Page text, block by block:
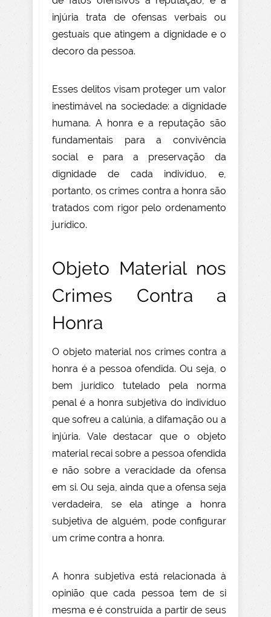
injúria trata de ofensas verbais ou
gestuais que atingem a dignidade e o
decoro da pessoa.
Esses delitos visam proteger um valor
inestimável na sociedade: a dignidade
humana. A honra e a reputação são
fundamentais para a convivência
social e para a preservação da
dignidade de cada indivíduo, e,
portanto, os crimes contra a honra são
tratados com rigor pelo ordenamento
jurídico.
Objeto Material nos
Crimes Contra a
Honra
O objeto material nos crimes contra a
honra é a pessoa ofendida. Ou seja, o
bem jurídico tutelado pela norma
penal é a honra subjetiva do indivíduo
que sofreu a calúnia, a difamação ou a
injúria. Vale destacar que o objeto
material recai sobre a pessoa ofendida
e não sobre a veracidade da ofensa
em si. Ou seja, ainda que a ofensa seja
verdadeira, se ela atinge a honra
subjetiva de alguém, pode configurar
um crime contra a honra.
A honra subjetiva está relacionada à
opinião que cada pessoa tem de si
mesma e é construída a partir de seus